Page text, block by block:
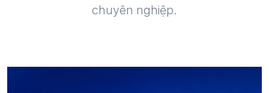
chuyên nghiệp.